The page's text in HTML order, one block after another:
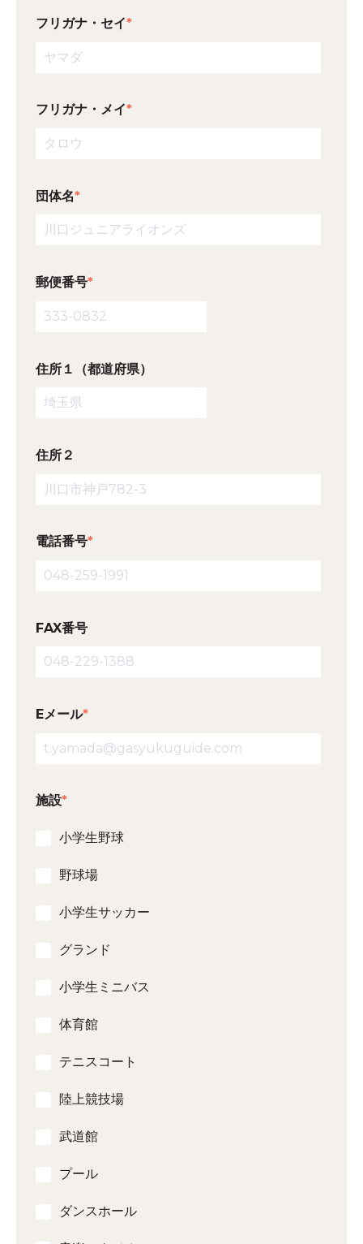
フリガナ・セイ*
フリガナ・メイ*
団体名*
郵便番号*
住所１（都道府県）
住所２
電話番号*
FAX番号
Eメール*
施設*
小学生野球
野球場
小学生サッカー
グランド
小学生ミニバス
体育館
テニスコート
陸上競技場
武道館
プール
ダンスホール